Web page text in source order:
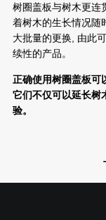
树圈盖板与树木更连
着树木的生长情况随
大批量的更换, 由此
续性的产品。
正确使用树圈盖板可
它们不仅可以延长树
验。